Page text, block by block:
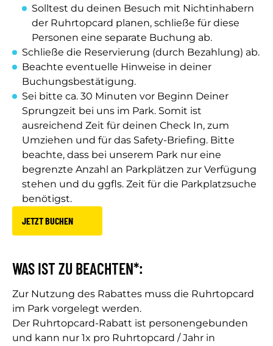
Solltest du deinen Besuch mit Nichtinhabern
der Ruhrtopcard planen, schließe für diese
Personen eine separate Buchung ab.
Schließe die Reservierung (durch Bezahlung) ab.
Beachte eventuelle Hinweise in deiner
Buchungsbestätigung.
Sei bitte ca. 30 Minuten vor Beginn Deiner
Sprungzeit bei uns im Park. Somit ist
ausreichend Zeit für deinen Check In, zum
Umziehen und für das Safety-Briefing. Bitte
beachte, dass bei unserem Park nur eine
begrenzte Anzahl an Parkplätzen zur Verfügung
stehen und du ggfls. Zeit für die Parkplatzsuche
benötigst.
JETZT BUCHEN
WAS IST ZU BEACHTEN*:
Zur Nutzung des Rabattes muss die Ruhrtopcard
im Park vorgelegt werden.
Der Ruhrtopcard-Rabatt ist personengebunden
und kann nur 1x pro Ruhrtopcard / Jahr in